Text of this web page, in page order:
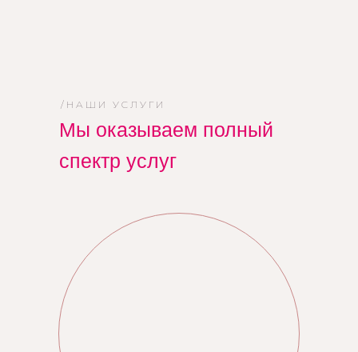
Мы оказываем полный
спектр услуг
/НАШИ УСЛУГИ